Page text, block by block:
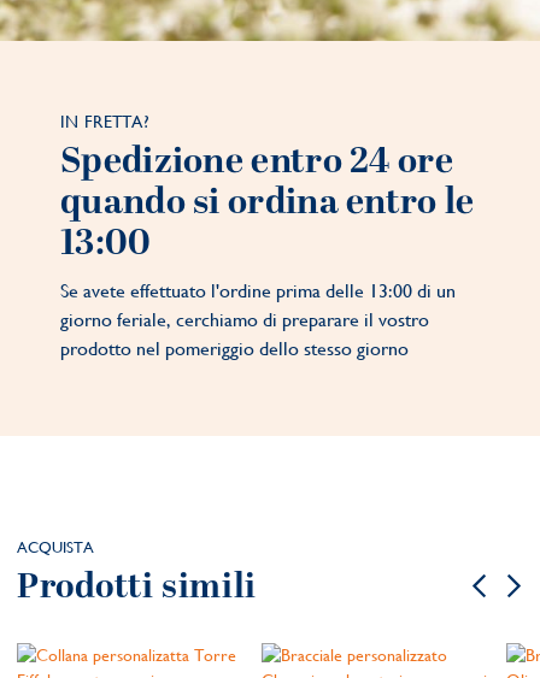
IN FRETTA?
Spedizione entro 24 ore
quando si ordina entro le
13:00
Se avete effettuato l'ordine prima delle 13:00 di un
giorno feriale, cerchiamo di preparare il vostro
prodotto nel pomeriggio dello stesso giorno
ACQUISTA
Prodotti simili